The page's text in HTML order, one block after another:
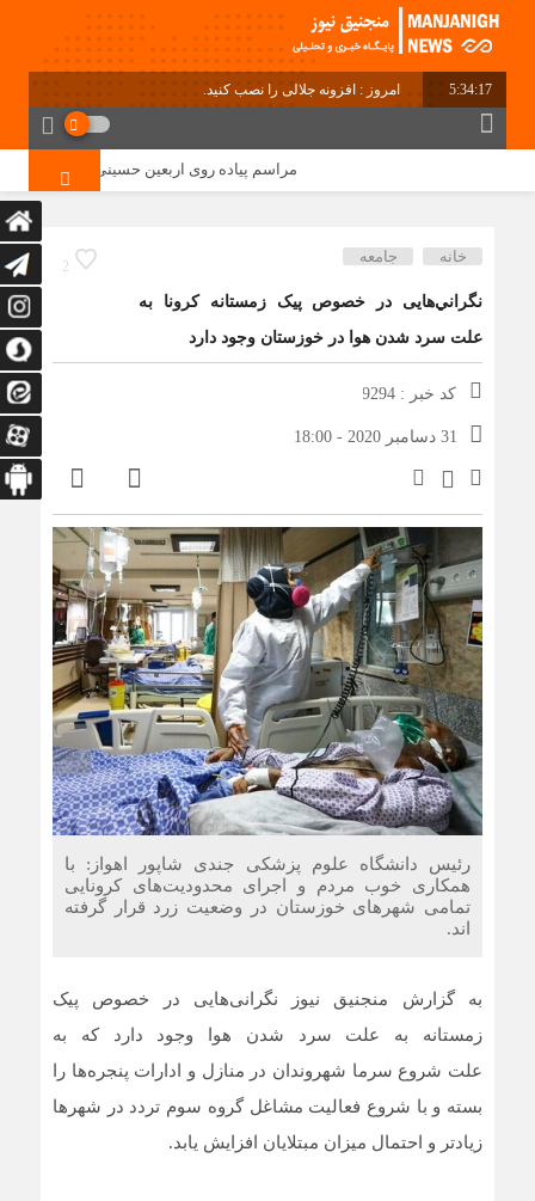
5:34:18 امروز : افزونه جلالی را نصب کنید.
مراسم پیاده روی اربعین حسینی در دهستان
2
خانه جامعه
نگراني‌هایی در خصوص پیک زمستانه کرونا به
علت سرد شدن هوا در خوزستان وجود دارد
کد خبر : 9294
31 دسامبر 2020 - 18:00
رئیس دانشگاه علوم پزشکی جندی شاپور اهواز: با
همکاری خوب مردم و اجرای محدودیت‌های کرونایی
تمامی شهر‌های خوزستان در وضعیت زرد قرار گرفته
اند.
به گزارش منجنیق نیوز نگرانی‌هایی در خصوص پیک
زمستانه به علت سرد شدن هوا وجود دارد که به
علت شروع سرما شهروندان در منازل و ادارات پنجره‌ها را
بسته و با شروع فعالیت مشاغل گروه سوم تردد در شهر‌ها
زیادتر و احتمال میزان مبتلایان افزایش یابد.